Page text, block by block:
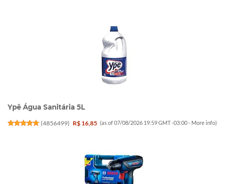
Ypê Água Sanitária 5L
(4856499) R$ 16,85 (as of 07/08/2026 19:59 GMT -03:00 - More info)